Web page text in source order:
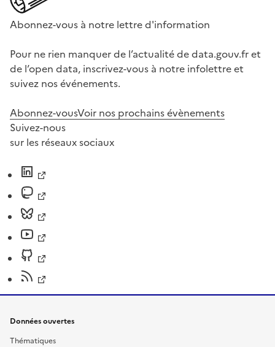
Abonnez-vous à notre lettre d'information
Pour ne rien manquer de l’actualité de data.gouv.fr et
de l’open data, inscrivez-vous à notre infolettre et
suivez nos événements.
Abonnez-vousVoir nos prochains évènements
Suivez-nous
sur les réseaux sociaux
Données ouvertes
Thématiques